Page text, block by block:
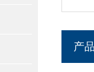
产